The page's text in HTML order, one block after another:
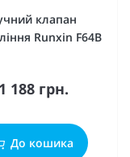
клапан
Runxin F64B
1 188 грн.
До кошика